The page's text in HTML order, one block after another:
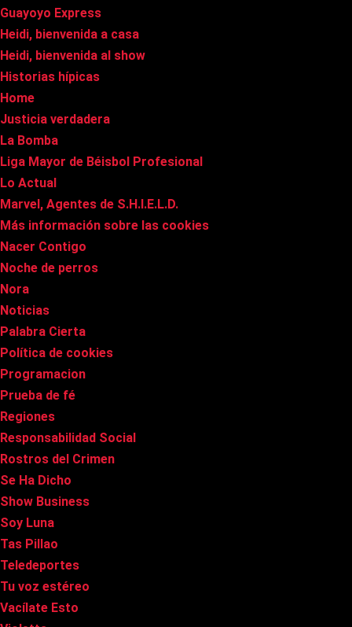
Guayoyo Express
Heidi, bienvenida a casa
Heidi, bienvenida al show
Historias hípicas
Home
Justicia verdadera
La Bomba
Liga Mayor de Béisbol Profesional
Lo Actual
Marvel, Agentes de S.H.I.E.L.D.
Más información sobre las cookies
Nacer Contigo
Noche de perros
Nora
Noticias
Palabra Cierta
Política de cookies
Programacion
Prueba de fé
Regiones
Responsabilidad Social
Rostros del Crimen
Se Ha Dicho
Show Business
Soy Luna
Tas Pillao
Teledeportes
Tu voz estéreo
Vacílate Esto